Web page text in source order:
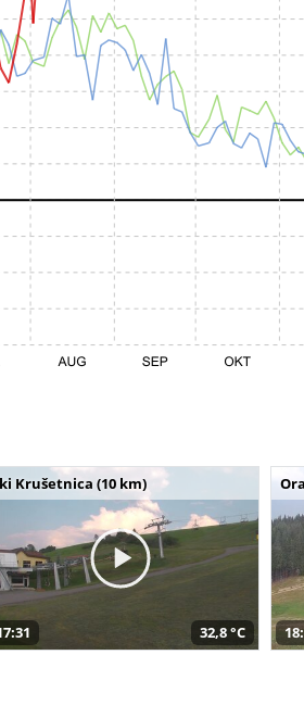
Krušetnica (10 km)
32,8 °C